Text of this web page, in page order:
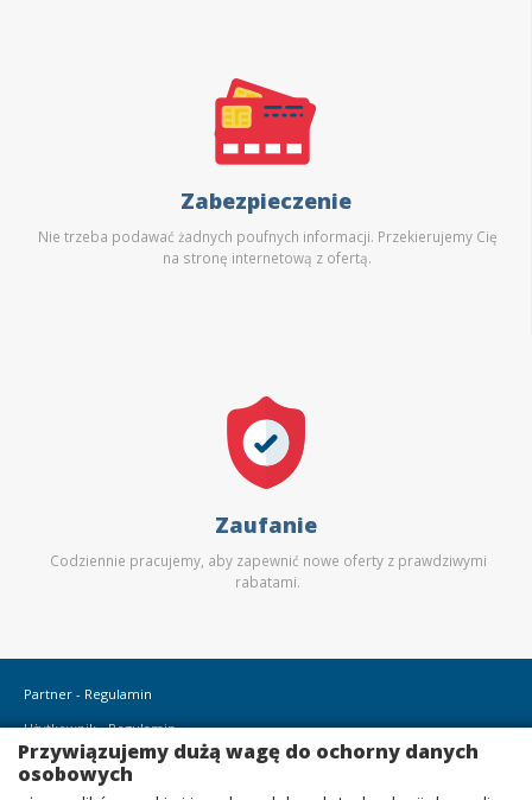
Przywiązujemy dużą wagę do ochorny danych
osobowych
Zabezpieczenie
Nie trzeba podawać żadnych poufnych informacji. Przekierujemy Cię
na stronę internetową z ofertą.
Zaufanie
Codziennie pracujemy, aby zapewnić nowe oferty z prawdziwymi
rabatami.
Partner - Regulamin
Użytkownik - Regulamin
Użytkownik - Polityka Prywatności